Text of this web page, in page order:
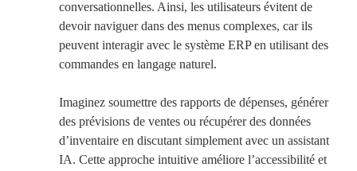
conversationnelles. Ainsi, les utilisateurs évitent de
devoir naviguer dans des menus complexes, car ils
peuvent interagir avec le système ERP en utilisant des
commandes en langage naturel.
Imaginez soumettre des rapports de dépenses, générer
des prévisions de ventes ou récupérer des données
d’inventaire en discutant simplement avec un assistant
IA. Cette approche intuitive améliore l’accessibilité et